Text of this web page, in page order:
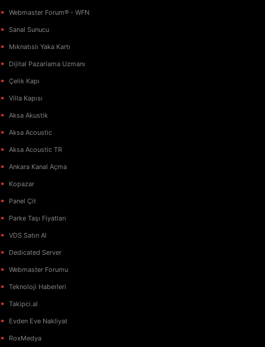
Webmaster Forum® - WFN
Sanal Sunucu
Mıknatıslı Yaka Kartı
Dijital Pazarlama Uzmanı
Çelik Kapı
Villa Kapısı
Aksa Akustik
Aksa Acoustic
Aksa Acoustic TR
Ankara Kanal Açma
Kopazar
Panel Çit
Parke Taşı Fiyatları
VDS Satın Al
Dedicated Server
Webmaster Forumu
Teknoloji Haberleri
Takipci.al
Evden Eve Nakliyat
RoxMedya